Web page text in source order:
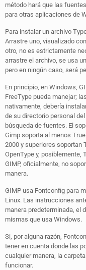
método hará que las
para otras aplicaciones de
Para instalar un archivo
Arrastre uno, visualizado
otro, no es estrictamente
arrastre el archivo, se usa
pero en ningún caso, será
En principio, en Windows,
FreeType pueda manejar;
nativamente, debería
de su directorio personal
búsqueda de fuentes. El
Gimp soporta al menos
2000 y superiores soportan
OpenType y, posiblemente,
GIMP, oficialmente, no
manera.
GIMP usa Fontconfig para
Linux. Las instrucciones
manera predeterminada, el
mismas que usa Windows.
Si, por alguna razón,
tener en cuenta donde las
cualquier manera, la
funcionar.